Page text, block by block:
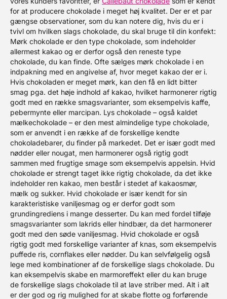
for at producere chokolade i meget høj kvalitet. Der er et par
gængse observationer, som du kan notere dig, hvis du er i
tvivl om hvilken slags chokolade, du skal bruge til din konfekt:
Mørk chokolade er den type chokolade, som indeholder
allermest kakao og er derfor også den reneste type
chokolade, du kan finde. Ofte sælges mørk chokolade i en
indpakning med en angivelse af, hvor meget kakao der er i.
Hvis chokoladen er meget mørk, kan den få en lidt bitter
smag pga. det høje indhold af kakao, hvilket harmonerer rigtig
godt med en række smagsvarianter, som eksempelvis kaffe,
pebermynte eller marcipan. Lys chokolade – også kaldet
mælkechokolade – er den mest almindelige type chokolade,
som er anvendt i en række af de forskellige kendte
chokoladebarer, du finder på markedet. Det er især godt med
nødder eller nougat, men harmonerer også rigtig godt
sammen med frugtige smage som eksempelvis appelsin. Hvid
chokolade er strengt taget ikke rigtig chokolade, da det ikke
indeholder ren kakao, men består i stedet af kakaosmør,
mælk og sukker. Hvid chokolade er især kendt for sin
karakteristiske vaniljesmag og er derfor godt som
grundingrediens i mange desserter. Du kan med fordel tilføje
smagsvarianter som lakrids eller hindbær, da det harmonerer
godt med den søde vaniljesmag. Hvid chokolade er også
rigtig godt med forskellige varianter af knas, som eksempelvis
puffede ris, cornflakes eller nødder. Du kan selvfølgelig også
lege med kombinationer af de forskellige slags chokolade. Du
kan eksempelvis skabe en marmoreffekt eller du kan bruge
de forskellige slags chokolade til at lave striber med. Alt i alt
er der god og rig mulighed for at skabe flotte og forførende